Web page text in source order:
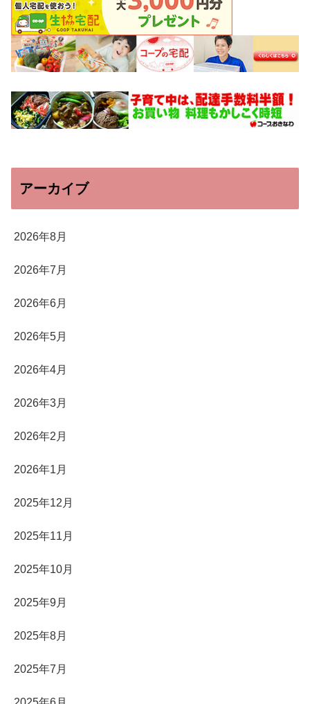
アーカイブ
2026年8月
2026年7月
2026年6月
2026年5月
2026年4月
2026年3月
2026年2月
2026年1月
2025年12月
2025年11月
2025年10月
2025年9月
2025年8月
2025年7月